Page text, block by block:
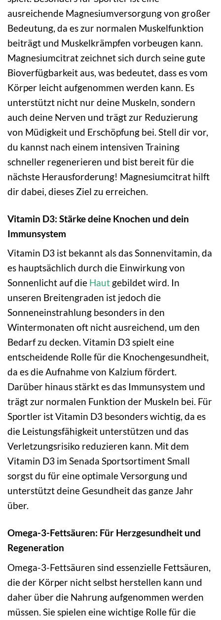
ausreichende Magnesiumversorgung von großer
Bedeutung, da es zur normalen Muskelfunktion
beiträgt und Muskelkrämpfen vorbeugen kann.
Magnesiumcitrat zeichnet sich durch seine gute
Bioverfügbarkeit aus, was bedeutet, dass es vom
Körper leicht aufgenommen werden kann. Es
unterstützt nicht nur deine Muskeln, sondern
auch deine Nerven und trägt zur Reduzierung
von Müdigkeit und Erschöpfung bei. Stell dir vor,
du kannst nach einem intensiven Training
schneller regenerieren und bist bereit für die
nächste Herausforderung! Magnesiumcitrat hilft
dir dabei, dieses Ziel zu erreichen.
Vitamin D3: Stärke deine Knochen und dein
Immunsystem
Vitamin D3 ist bekannt als das Sonnenvitamin, da
es hauptsächlich durch die Einwirkung von
Sonnenlicht auf die Haut gebildet wird. In
unseren Breitengraden ist jedoch die
Sonneneinstrahlung besonders in den
Wintermonaten oft nicht ausreichend, um den
Bedarf zu decken. Vitamin D3 spielt eine
entscheidende Rolle für die Knochengesundheit,
da es die Aufnahme von Kalzium fördert.
Darüber hinaus stärkt es das Immunsystem und
trägt zur normalen Funktion der Muskeln bei. Für
Sportler ist Vitamin D3 besonders wichtig, da es
die Leistungsfähigkeit unterstützen und das
Verletzungsrisiko reduzieren kann. Mit dem
Vitamin D3 im Senada Sportsortiment Small
sorgst du für eine optimale Versorgung und
unterstützt deine Gesundheit das ganze Jahr
über.
Omega-3-Fettsäuren: Für Herzgesundheit und
Regeneration
Omega-3-Fettsäuren sind essenzielle Fettsäuren,
die der Körper nicht selbst herstellen kann und
daher über die Nahrung aufgenommen werden
müssen. Sie spielen eine wichtige Rolle für die